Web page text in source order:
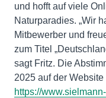
und hofft auf viele
Naturparadies. „Wir
Mitbewerber und
zum Titel
sagt Fritz. Die
2025 auf der
https://